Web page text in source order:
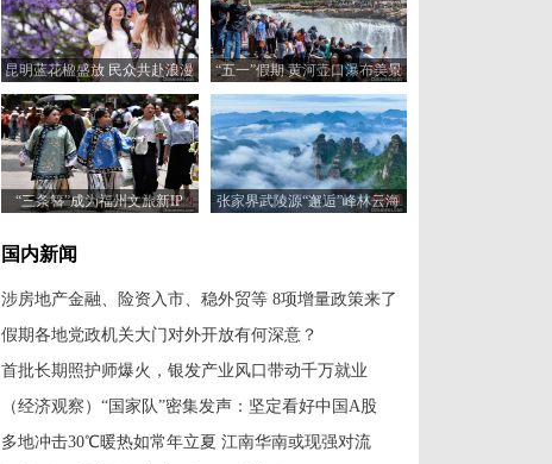
昆明蓝花楹盛放 民众共赴浪漫
花约
“五一”假期 黄河壶口瀑布美景
吸引游客
“三条簪”成为福州文旅新IP
张家界武陵源“邂逅”峰林云海
国内新闻
涉房地产金融、险资入市、稳外贸等 8项增量政策来了
假期各地党政机关大门对外开放有何深意？
首批长期照护师爆火，银发产业风口带动千万就业
（经济观察）“国家队”密集发声：坚定看好中国A股
多地冲击30℃暖热如常年立夏 江南华南或现强对流